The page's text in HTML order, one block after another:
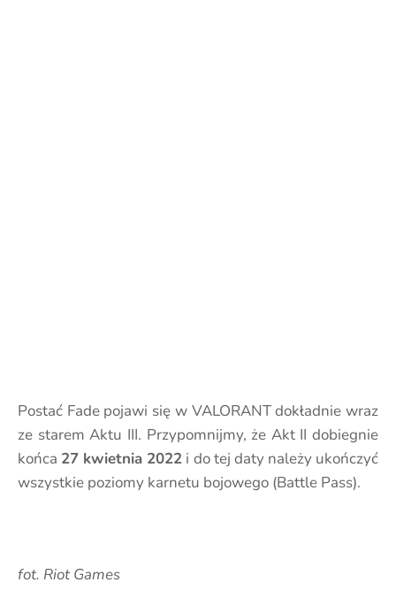
Postać Fade pojawi się w VALORANT dokładnie wraz
ze starem Aktu III. Przypomnijmy, że Akt II dobiegnie
końca 27 kwietnia 2022 i do tej daty należy ukończyć
wszystkie poziomy karnetu bojowego (Battle Pass).
fot. Riot Games